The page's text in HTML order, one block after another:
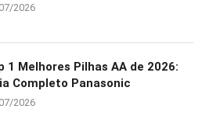
2026
1 Melhores Pilhas AA de 2026:
Completo Panasonic
2026